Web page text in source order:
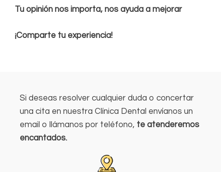
Tu opinión nos importa, nos ayuda a mejorar
¡Comparte tu experiencia!
Si deseas resolver cualquier duda o concertar
una cita en nuestra Clínica Dental envíanos un
email o llámanos por teléfono, te atenderemos
encantados.